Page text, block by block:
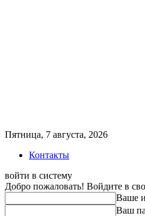
Пятница, 7 августа, 2026
Контакты
войти в систему
Добро пожаловать! Войдите в
Ваше
Ваш